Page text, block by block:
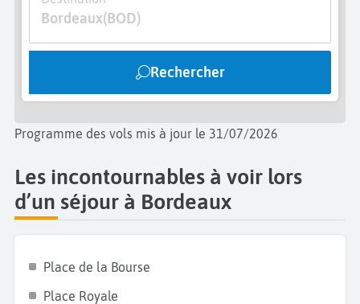
Bordeaux(BOD)
Rechercher
Programme des vols mis à jour le 31/07/2026
Les incontournables à voir lors
d’un séjour à Bordeaux
Place de la Bourse
Place Royale